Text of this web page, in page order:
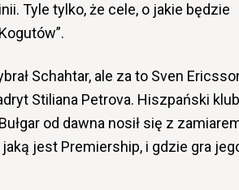
Tyle tylko, że cele, o jakie będzie
Schahtar, ale za to Sven
Stiliana Petrova. Hiszpański klub
od dawna nosił się z
jest Premiership, i gdzie gra